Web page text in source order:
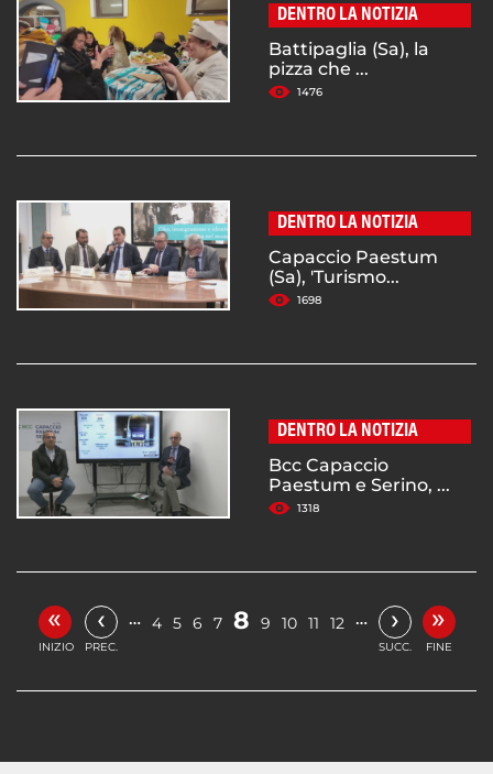
DENTRO LA NOTIZIA
Battipaglia (Sa), la
pizza che ...
1476
DENTRO LA NOTIZIA
Capaccio Paestum
(Sa), 'Turismo...
1698
DENTRO LA NOTIZIA
Bcc Capaccio
Paestum e Serino, ...
1318
«
INIZIO
‹
PREC.
… 4 5 6 7 8 9 10 11 12 … ›
SUCC.
»
FINE